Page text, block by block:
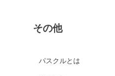
その他
パスクルとは